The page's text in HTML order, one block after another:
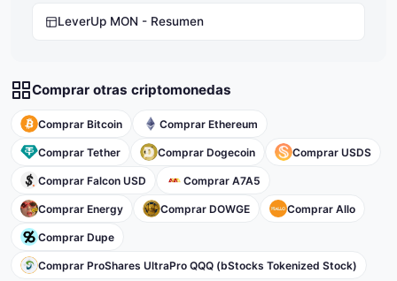
LeverUp MON - Resumen
Comprar otras criptomonedas
Comprar Bitcoin Comprar Ethereum
Comprar Tether Comprar Dogecoin Comprar USDS
Comprar Falcon USD Comprar A7A5
Comprar Energy Comprar DOWGE Comprar Allo
Comprar Dupe
Comprar ProShares UltraPro QQQ (bStocks Tokenized Stock)